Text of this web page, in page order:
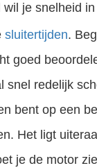
wil je snelheid
sluitertijden.
goed
snel redelijk
bent op een
Het ligt
je de motor